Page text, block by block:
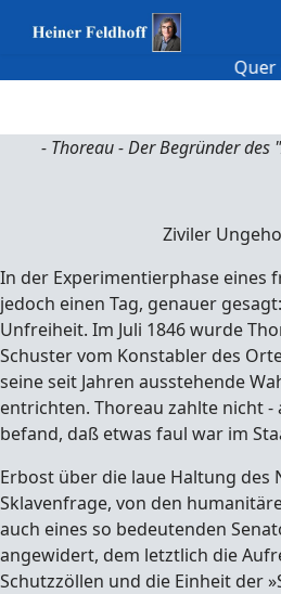
Quer
- Thoreau - Der Begründer des
Ziviler
In der Experimentierphase eines
jedoch einen Tag, genauer
Unfreiheit. Im Juli 1846 wurde
Schuster vom Konstabler des
seine seit Jahren ausstehende
entrichten. Thoreau zahlte nicht -
befand, daß etwas faul war im
Erbost über die laue Haltung des
Sklavenfrage, von den
auch eines so bedeutenden
angewidert, dem letztlich die
Schutzzöllen und die Einheit der